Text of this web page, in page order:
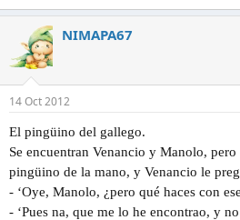
NIMAPA67
14 Oct 2012
El pingüino del gallego.
Se encuentran Venancio y Manolo,
pingüino de la mano, y Venancio le
- ‘Oye, Manolo, ¿pero qué haces con
- ‘Pues na, que me lo he encontrao, y